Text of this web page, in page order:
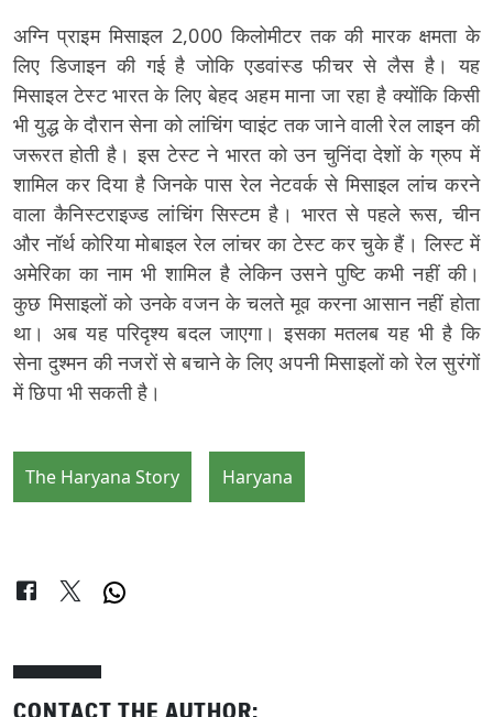
अग्नि प्राइम मिसाइल 2,000 किलोमीटर तक की मारक क्षमता के
लिए डिजाइन की गई है जोकि एडवांस्ड फीचर से लैस है। यह
मिसाइल टेस्ट भारत के लिए बेहद अहम माना जा रहा है क्योंकि किसी
भी युद्ध के दौरान सेना को लांचिंग प्वाइंट तक जाने वाली रेल लाइन की
जरूरत होती है। इस टेस्ट ने भारत को उन चुनिंदा देशों के ग्रुप में
शामिल कर दिया है जिनके पास रेल नेटवर्क से मिसाइल लांच करने
वाला कैनिस्टराइज्ड लांचिंग सिस्टम है। भारत से पहले रूस, चीन
और नॉर्थ कोरिया मोबाइल रेल लांचर का टेस्ट कर चुके हैं। लिस्ट में
अमेरिका का नाम भी शामिल है लेकिन उसने पुष्टि कभी नहीं की।
कुछ मिसाइलों को उनके वजन के चलते मूव करना आसान नहीं होता
था। अब यह परिदृश्य बदल जाएगा। इसका मतलब यह भी है कि
सेना दुश्मन की नजरों से बचाने के लिए अपनी मिसाइलों को रेल सुरंगों
में छिपा भी सकती है।
The Haryana Story Haryana